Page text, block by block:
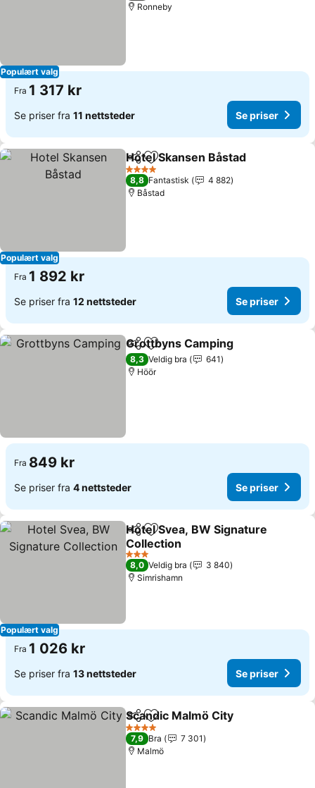
Populært valg
Ronneby
Fra 1 317 kr
Se priser fra 11 nettsteder Se priser
Populært valg
Del Legg til i favoritter
Hotel Skansen Båstad
4 Stjerner
8,8 Fantastisk
4 882
Båstad
Fra 1 892 kr
Se priser fra 12 nettsteder Se priser
Del Legg til i favoritter
Grottbyns Camping
8,3 Veldig bra
641
Höör
Fra 849 kr
Se priser fra 4 nettsteder Se priser
Populært valg
Del Legg til i favoritter
Hotel Svea, BW Signature
Collection
Se priser
3 Stjerner
8,0 Veldig bra
3 840
Simrishamn
Fra 1 026 kr
Se priser fra 13 nettsteder Se priser
Del Legg til i favoritter
Scandic Malmö City
4 Stjerner
7,9 Bra
7 301
Malmö